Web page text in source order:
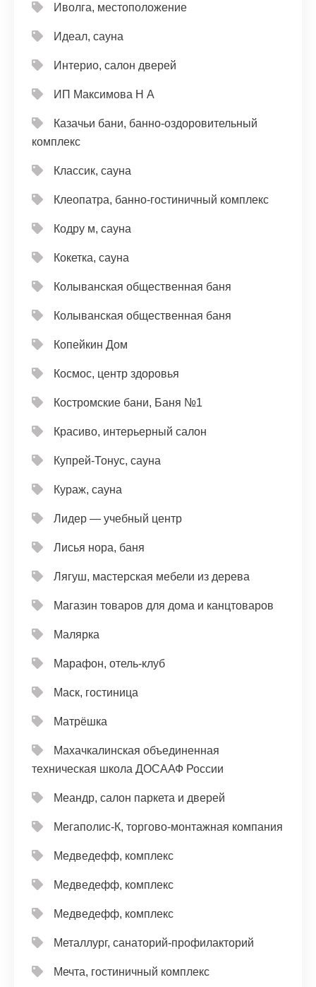
Иволга, местоположение
Идеал, сауна
Интерио, салон дверей
ИП Максимова Н А
Казачьи бани, банно-оздоровительный
комплекс
Классик, сауна
Клеопатра, банно-гостиничный комплекс
Кодру м, сауна
Кокетка, сауна
Колыванская общественная баня
Колыванская общественная баня
Копейкин Дом
Космос, центр здоровья
Костромские бани, Баня №1
Красиво, интерьерный салон
Купрей-Тонус, сауна
Кураж, сауна
Лидер — учебный центр
Лисья нора, баня
Лягуш, мастерская мебели из дерева
Магазин товаров для дома и канцтоваров
Малярка
Марафон, отель-клуб
Маск, гостиница
Матрёшка
Махачкалинская объединенная
техническая школа ДОСААФ России
Меандр, салон паркета и дверей
Мегаполис-К, торгово-монтажная компания
Медведефф, комплекс
Медведефф, комплекс
Медведефф, комплекс
Металлург, санаторий-профилакторий
Мечта, гостиничный комплекс